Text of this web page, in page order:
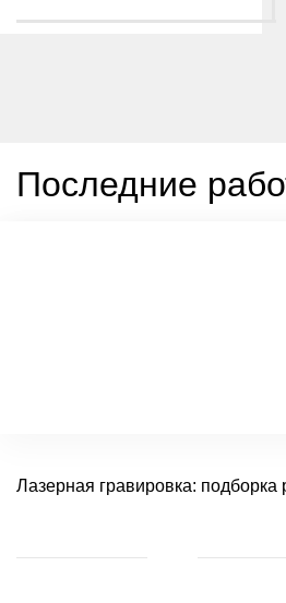
Последние
Лазерная гравировка: подборка